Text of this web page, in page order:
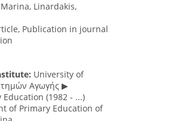
Linardakis,
Publication in journal
University of
Αγωγής ▶
(1982 - ...)
of Primary Education of